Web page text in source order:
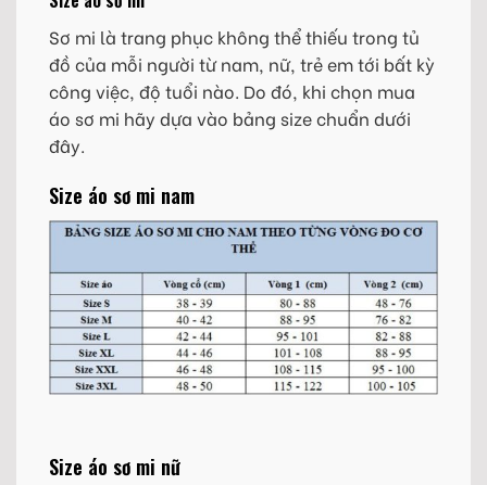
Sơ mi là trang phục không thể thiếu trong tủ
đồ của mỗi người từ nam, nữ, trẻ em tới bất kỳ
công việc, độ tuổi nào. Do đó, khi chọn mua
áo sơ mi hãy dựa vào bảng size chuẩn dưới
đây.
Size áo sơ mi nam
Size áo sơ mi nữ